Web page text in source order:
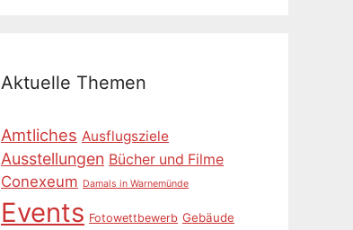
Aktuelle Themen
Amtliches Ausflugsziele
Ausstellungen Bücher und Filme
Conexeum Damals in Warnemünde
Events Fotowettbewerb Gebäude